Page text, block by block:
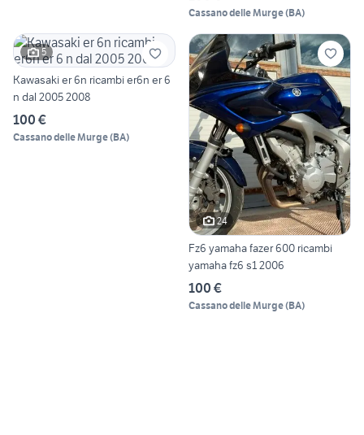
Cassano delle Murge(BA)
5
Kawasaki er 6n ricambi er6n er 6
n dal 2005 2008
100 €
Cassano delle Murge(BA)
24
Fz6 yamaha fazer 600 ricambi
yamaha fz6 s1 2006
100 €
Cassano delle Murge(BA)